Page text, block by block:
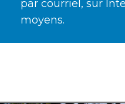
par courriel, sur
moyens.